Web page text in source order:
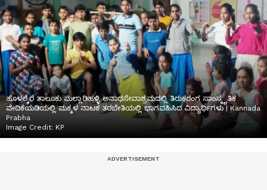
ಹೊಳಲ್ಕೆರೆ ತಾಲೂಕು ಮಲ್ಲಾಡಿಹಳ್ಳಿ ಅನಾಥಸೇವಾಶ್ರಮದಲ್ಲಿ ತಿರುಕರಂಗ ಸಾಂಸ್ಕೃತಿಕ
ವೇದಿಕೆಯಡಿಯಲ್ಲಿ ಮಕ್ಕಳ ನಾಟಕ ತರಬೇತಿಯಲ್ಲಿ ಭಾಗವಹಿಸಿದ ವಿದ್ಯಾರ್ಥಿಗಳು | Kannada
Prabha
Image Credit: KP